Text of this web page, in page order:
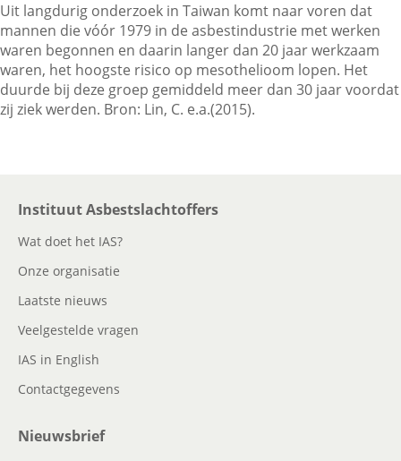
Veelgestelde vragen
Contactgegevens
Uit langdurig onderzoek in Taiwan komt naar voren dat
mannen die vóór 1979 in de asbestindustrie met werken
waren begonnen en daarin langer dan 20 jaar werkzaam
waren, het hoogste risico op mesothelioom lopen. Het
duurde bij deze groep gemiddeld meer dan 30 jaar voordat
zij ziek werden. Bron: Lin, C. e.a.(2015).
Instituut Asbestslachtoffers
Wat doet het IAS?
Onze organisatie
Laatste nieuws
Veelgestelde vragen
IAS in English
Contactgegevens
Nieuwsbrief